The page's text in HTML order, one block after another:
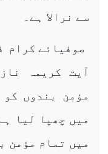
سے نرالا ہے۔
صوفیائے کرام
آیت کریمہ
مؤمن بندوں
میں چھپا لیا
میں تمام مؤمن